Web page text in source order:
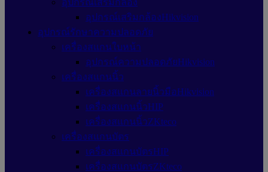
อุปกรณ์เสริมกล้อง
อุปกรณ์เสริมกล้องHikvision
อุปกรณ์รักษาความปลอดภัย
เครื่องสแกนใบหน้า
อุปกรณ์ความปลอดภัยHikvision
เครื่องสแกนนิ้ว
เครื่องสแกนลายนิ้วมือHikvision
เครื่องสแกนนิ้วHIP
เครื่องสแกนนิ้วZKteco
เครื่องสแกนบัตร
เครื่องสแกนบัตรHIP
เครื่องสแกนบัตรZKteco